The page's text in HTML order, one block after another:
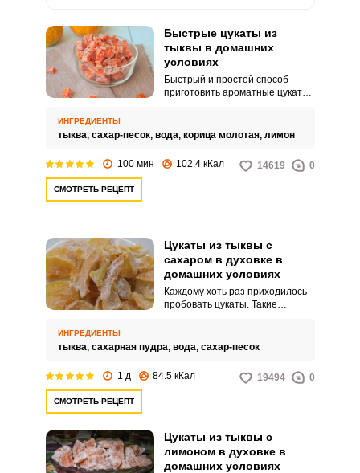
Быстрые цукаты из
тыквы в домашних
условиях
Быстрый и простой способ
приготовить ароматные цукаты
особую изюминку.
ИНГРЕДИЕНТЫ
тыква, сахар-песок, вода, корица молотая, лимон
100 мин 102.4 кКал 14619 0
СМОТРЕТЬ РЕЦЕПТ
Цукаты из тыквы с
сахаром в духовке в
домашних условиях
Каждому хоть раз приходилось
пробовать цукаты. Такие
ИНГРЕДИЕНТЫ
тыква, сахарная пудра, вода, сахар-песок
1 д 84.5 кКал 19494 0
СМОТРЕТЬ РЕЦЕПТ
Цукаты из тыквы с
лимоном в духовке в
домашних условиях